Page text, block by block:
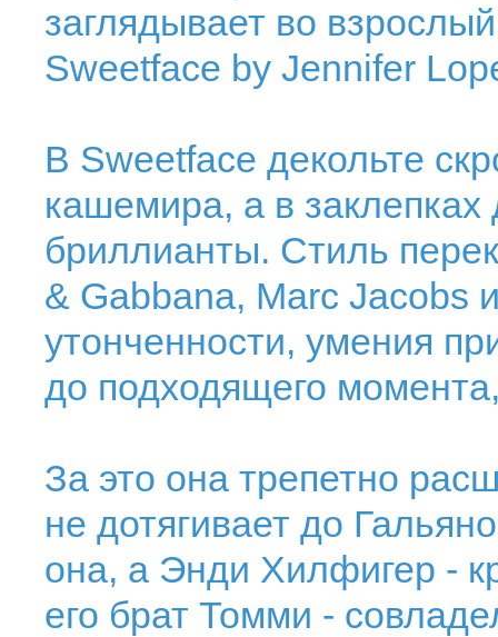
заглядывает во
Sweetface by Jennifer
В Sweetface декольте
кашемира, а в
бриллианты. Стиль
& Gabbana, Marc Jacobs
утонченности, умения
до подходящего
За это она трепетно
не дотягивает до
она, а Энди Хилфигер -
его брат Томми -